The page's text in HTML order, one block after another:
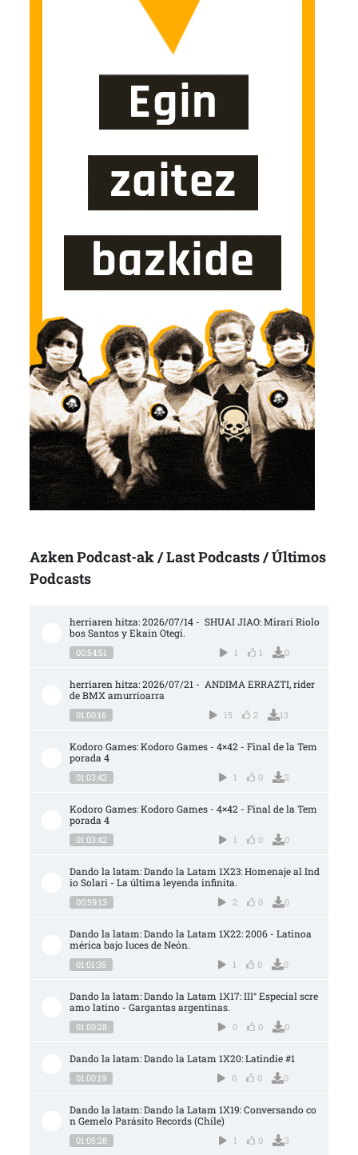
Azken Podcast-ak / Last Podcasts / Últimos
Podcasts
herriaren hitza: 2026/07/14 -  SHUAI JIAO: Mirari Riolo
bos Santos y Ekain Otegi.
00:54:51 1 1 0
herriaren hitza: 2026/07/21 -  ANDIMA ERRAZTI, rider
de BMX amurrioarra
01:00:16 15 2 13
Kodoro Games: Kodoro Games - 4×42 - Final de la Tem
porada 4
01:03:42 1 0 2
Kodoro Games: Kodoro Games - 4×42 - Final de la Tem
porada 4
01:03:42 1 0 0
Dando la latam: Dando la Latam 1X23: Homenaje al Ind
io Solari - La última leyenda infinita.
00:59:13 2 0 0
Dando la latam: Dando la Latam 1X22: 2006 - Latinoa
mérica bajo luces de Neón.
01:01:35 1 0 0
Dando la latam: Dando la Latam 1X17: III° Especial scre
amo latino - Gargantas argentinas.
01:00:28 0 0 0
Dando la latam: Dando la Latam 1X20: Latindie #1
01:00:19 0 0 0
Dando la latam: Dando la Latam 1X19: Conversando co
n Gemelo Parásito Records (Chile)
01:05:28 1 0 3